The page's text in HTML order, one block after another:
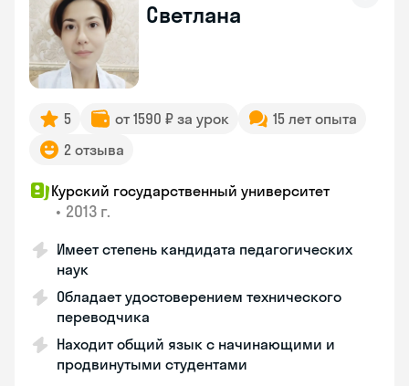
Светлана
5 от 1590 ₽ за урок
15 лет опыта
2 отзыва
Курский государственный университет
• 2013 г.
Имеет степень кандидата педагогических
наук
Обладает удостоверением технического
переводчика
Находит общий язык с начинающими и
продвинутыми студентами